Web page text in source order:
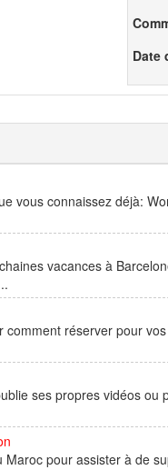
Date
vous connaissez déjà:
vacances à
réserver pour
ses propres vidéos ou
pour assister à de